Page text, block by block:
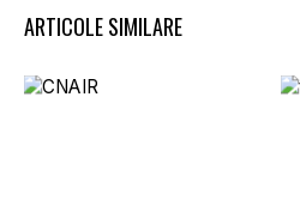
ARTICOLE SIMILARE